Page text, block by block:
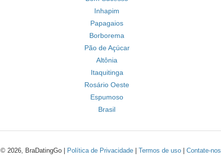
Inhapim
Papagaios
Borborema
Pão de Açúcar
Altônia
Itaquitinga
Rosário Oeste
Espumoso
Brasil
© 2026, BraDatingGo | Política de Privacidade| Termos de uso| Contate-nos